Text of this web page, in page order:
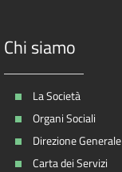
Chi siamo
La Società
Organi Sociali
Direzione Generale
Carta dei Servizi